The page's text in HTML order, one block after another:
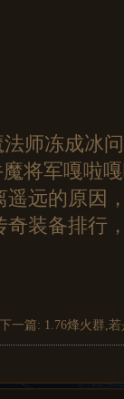
师冻成冰
将军嘎啦
远的原因
装备排行
一篇: 1.76烽火群,